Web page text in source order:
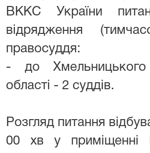
ВККС України
відрядження
правосуддя:
- до Хмельницького
області - 2 суддів.
Розгляд питання
00 хв у приміщенні